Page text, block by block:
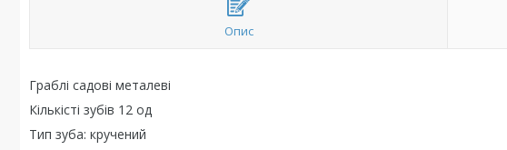
Опис
Граблі садові металеві
Кількісті зубів 12 од
Тип зуба: кручений